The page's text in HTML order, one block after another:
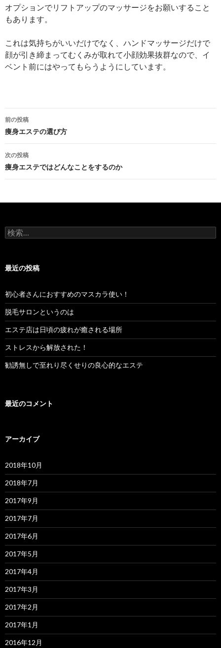
オプションでリフトアップのマッサージをお願いすること
もあります。
これは気持ちがいいだけでなく、ハンドマッサージだけで
顔が引き締まってむくみが取れて小顔効果抜群なので、イ
ベント前にはやってもらうようにしています。
投
稿
ナ
ビ
ゲ
ー
ョ
前の投稿
痩身エステの選び方
次の投稿
痩身エステではどんなことをするのか
検
索:
最近の投稿
初心者さんにおすすめのマスカラ使い！
脱毛サロンというのは
エステ店は日頃の疲れが癒される場所
ストレスから解放された！
勧誘無しで至れり尽くせりの良心的なエステ
最近のコメント
アーカイブ
2018年10月
2018年7月
2017年9月
2017年7月
2017年6月
2017年5月
2017年4月
2017年3月
2017年2月
2017年1月
2016年12月